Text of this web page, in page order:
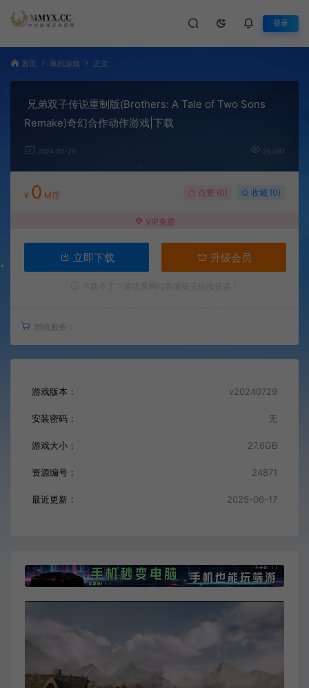
登录
首页 单机游戏 正文
兄弟双子传说重制版(Brothers: A Tale of Two Sons
Remake)奇幻合作动作游戏|下载
2024-02-29 26,087
¥ 0 M币 点赞 (0) 收藏 (0)
VIP免费
立即下载 升级会员
增值服务：
游戏版本： v20240729
安装密码： 无
游戏大小： 27.6GB
资源编号： 24871
最近更新： 2025-06-17